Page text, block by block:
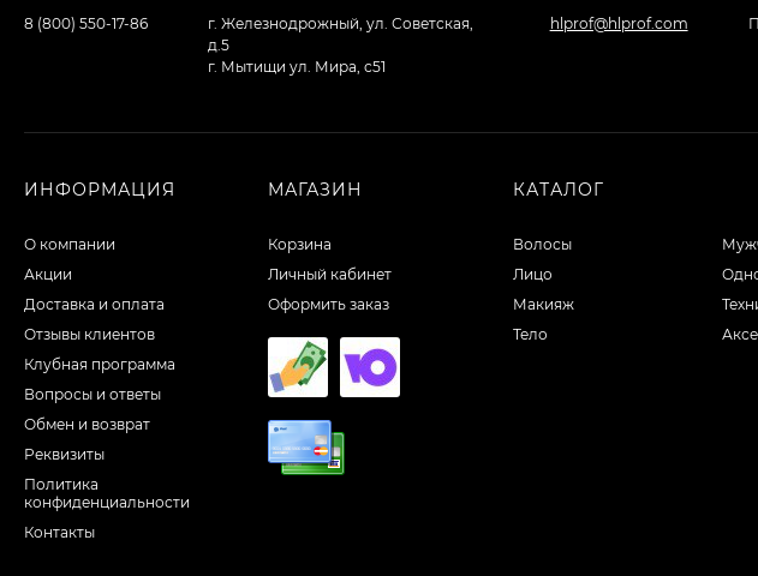
8 (800) 550-17-86
г. Железнодрожный, ул. Советская,
д.5
г. Мытищи ул. Мира, с51
hlprof@hlprof.com
ИНФОРМАЦИЯ
О компании
Акции
Доставка и оплата
Отзывы клиентов
Клубная программа
Вопросы и ответы
Обмен и возврат
Реквизиты
Политика
конфиденциальности
Контакты
МАГАЗИН
Корзина
Личный кабинет
Оформить заказ
КАТАЛОГ
Волосы
Лицо
Макияж
Тело